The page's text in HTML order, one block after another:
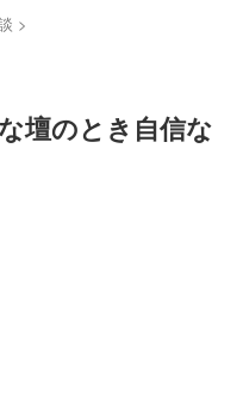
>
壇のとき自信な